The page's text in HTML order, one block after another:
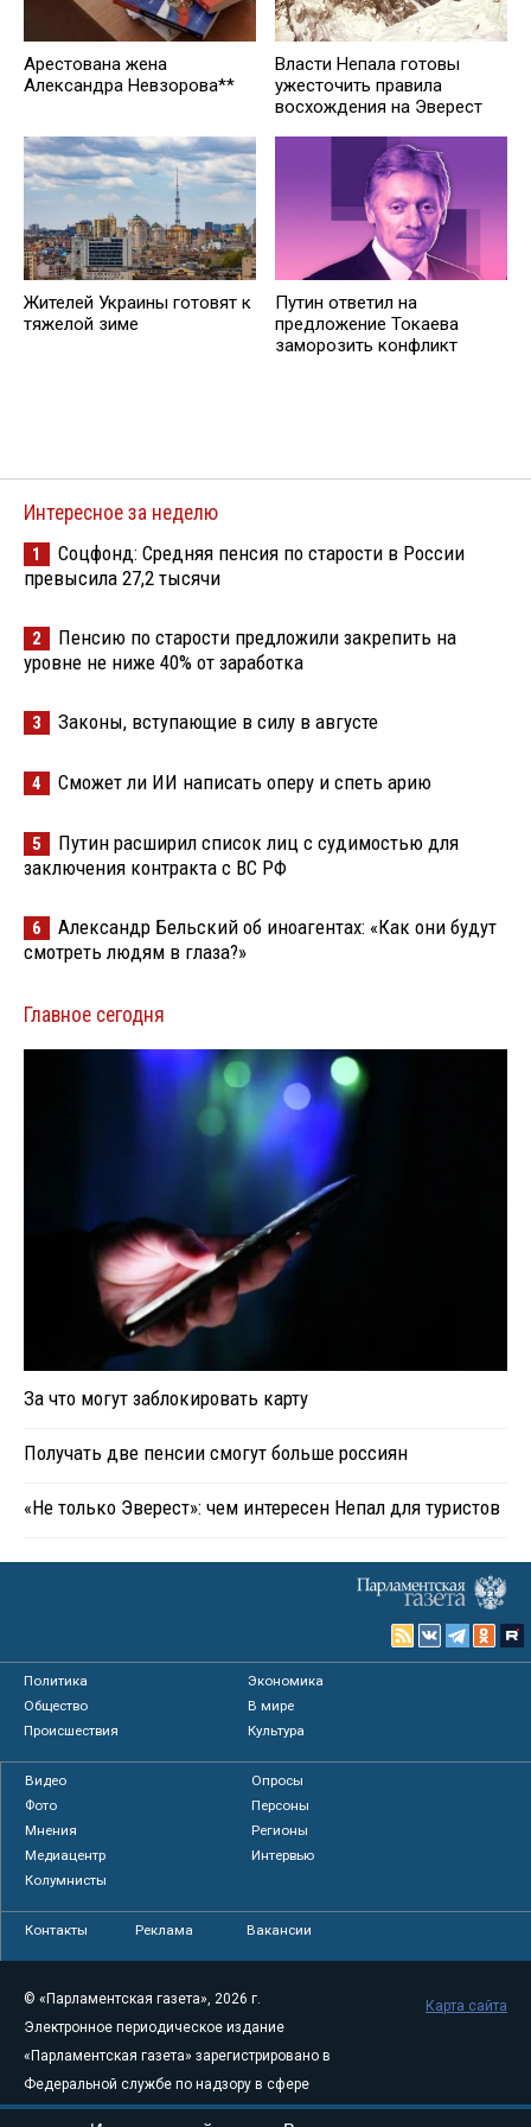
Арестована жена
Александра Невзорова**
Власти Непала готовы
ужесточить правила
восхождения на Эверест
Жителей Украины готовят к
тяжелой зиме
Путин ответил на
предложение Токаева
заморозить конфликт
Интересное за неделю
1
Соцфонд: Средняя пенсия по старости в России
превысила 27,2 тысячи
2
Пенсию по старости предложили закрепить на
уровне не ниже 40% от заработка
3 Законы, вступающие в силу в августе
4 Сможет ли ИИ написать оперу и спеть арию
5
Путин расширил список лиц с судимостью для
заключения контракта с ВС РФ
6
Александр Бельский об иноагентах: «Как они будут
смотреть людям в глаза?»
Главное сегодня
За что могут заблокировать карту
Получать две пенсии смогут больше россиян
«Не только Эверест»: чем интересен Непал для туристов
Политика
Экономика
Общество
В мире
Происшествия
Культура
Видео
Опросы
Фото
Персоны
Мнения
Регионы
Медиацентр
Интервью
Колумнисты
Контакты Реклама Вакансии
© «Парламентская газета», 2026 г.
Электронное периодическое издание
«Парламентская газета» зарегистрировано в
Федеральной службе по надзору в сфере
связи, информационных технологий и
Карта сайта